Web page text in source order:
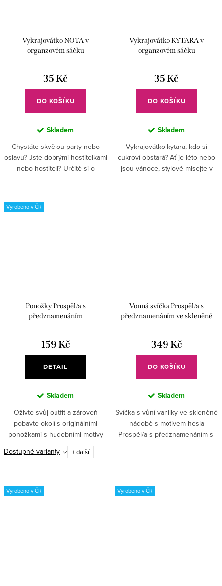
Vykrajovátko NOTA v
organzovém sáčku
35 Kč
DO KOŠÍKU
Skladem
Chystáte skvělou party nebo
oslavu? Jste dobrými hostitelkami
nebo hostiteli? Určitě si o
připravujete domácí dobroty,...
Vykrajovátko KYTARA v
organzovém sáčku
35 Kč
DO KOŠÍKU
Skladem
Vykrajovátko kytara, kdo si
cukroví obstará? Ať je léto nebo
jsou vánoce, stylově mlsejte v
Vyrobeno v ČR
Ponožky Prospěl/a s
předznamenáním
159 Kč
DETAIL
Skladem
Oživte svůj outfit a zároveň
pobavte okolí s originálními
ponožkami s hudebními motivy
„Prospěl/a s předznamenáním“. ✅
Originální hudební motiv –
Dostupné varianty + další
Vonná svíčka Prospěl/a s
předznamenáním ve skleněné
349 Kč
DO KOŠÍKU
Skladem
Svíčka s vůní vanilky ve skleněné
nádobě s motivem hesla
Prospěl/a s předznamenáním s
Vyrobeno v ČR Vyrobeno v ČR